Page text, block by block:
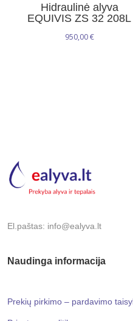
Hidraulinė alyva
EQUIVIS ZS 32 208L
950,00€
El.paštas: info@ealyva.lt
Naudinga informacija
Prekių pirkimo – pardavimo